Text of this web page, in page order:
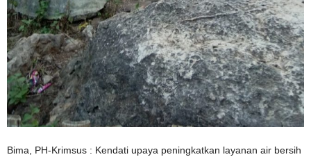
Bima, PH-Krimsus : Kendati upaya peningkatkan layanan air bersih